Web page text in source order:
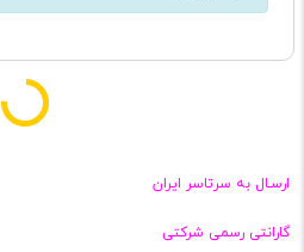
ارسـال به سرتاسر ایران
گارانتی رسمی شرکتی